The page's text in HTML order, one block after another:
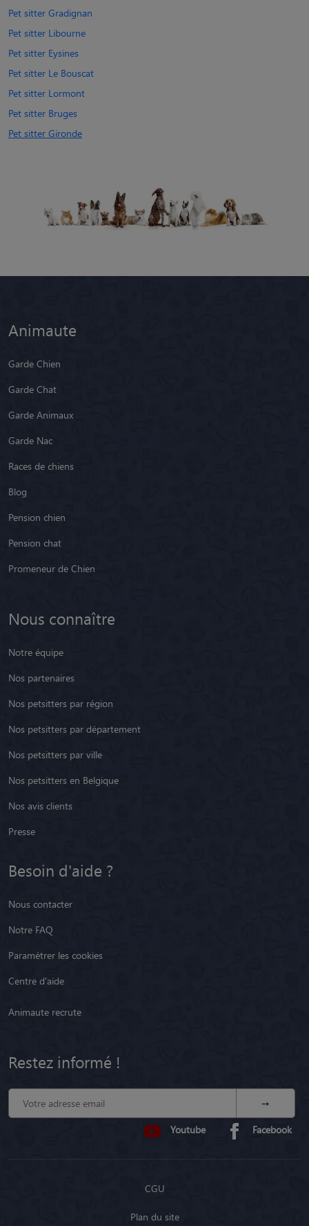
Pet sitter Gradignan
Pet sitter Libourne
Pet sitter Eysines
Pet sitter Le Bouscat
Pet sitter Lormont
Pet sitter Bruges
Pet sitter Gironde
Animaute
Garde Chien
Garde Chat
Garde Animaux
Garde Nac
Races de chiens
Blog
Pension chien
Pension chat
Promeneur de Chien
Nous connaître
Notre équipe
Nos partenaires
Nos petsitters par région
Nos petsitters par département
Nos petsitters par ville
Nos petsitters en Belgique
Nos avis clients
Presse
Besoin d'aide ?
Nous contacter
Notre FAQ
Paramétrer les cookies
Centre d'aide
Animaute recrute
Restez informé !
Youtube Facebook
CGU
Plan du site